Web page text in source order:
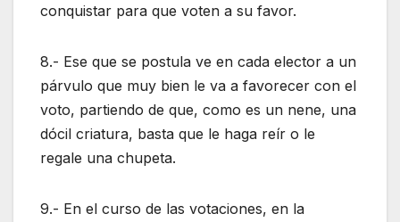
conquistar para que voten a su favor.
8.- Ese que se postula ve en cada elector a un
párvulo que muy bien le va a favorecer con el
voto, partiendo de que, como es un nene, una
dócil criatura, basta que le haga reír o le
regale una chupeta.
9.- En el curso de las votaciones, en la